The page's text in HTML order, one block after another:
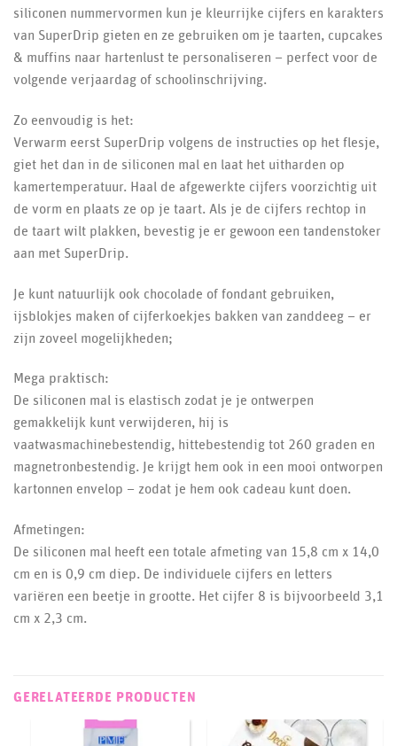
siliconen nummervormen kun je kleurrijke cijfers en karakters
van SuperDrip gieten en ze gebruiken om je taarten, cupcakes
& muffins naar hartenlust te personaliseren – perfect voor de
volgende verjaardag of schoolinschrijving.
Zo eenvoudig is het:
Verwarm eerst SuperDrip volgens de instructies op het flesje,
giet het dan in de siliconen mal en laat het uitharden op
kamertemperatuur. Haal de afgewerkte cijfers voorzichtig uit
de vorm en plaats ze op je taart. Als je de cijfers rechtop in
de taart wilt plakken, bevestig je er gewoon een tandenstoker
aan met SuperDrip.
Je kunt natuurlijk ook chocolade of fondant gebruiken,
ijsblokjes maken of cijferkoekjes bakken van zanddeeg – er
zijn zoveel mogelijkheden;
Mega praktisch:
De siliconen mal is elastisch zodat je je ontwerpen
gemakkelijk kunt verwijderen, hij is
vaatwasmachinebestendig, hittebestendig tot 260 graden en
magnetronbestendig. Je krijgt hem ook in een mooi ontworpen
kartonnen envelop – zodat je hem ook cadeau kunt doen.
Afmetingen:
De siliconen mal heeft een totale afmeting van 15,8 cm x 14,0
cm en is 0,9 cm diep. De individuele cijfers en letters
variëren een beetje in grootte. Het cijfer 8 is bijvoorbeeld 3,1
cm x 2,3 cm.
GERELATEERDE PRODUCTEN